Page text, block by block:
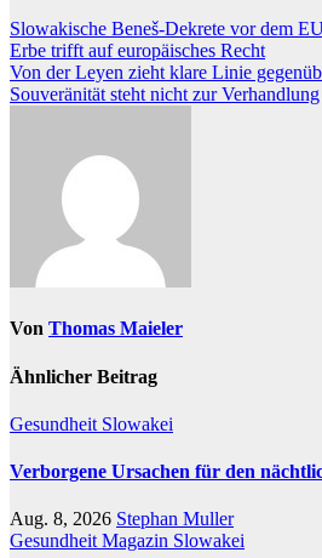
Beitragsnavigation
Slowakische Beneš-Dekrete vor dem
Erbe trifft auf europäisches Recht
Von der Leyen zieht klare Linie
Souveränität steht nicht zur Verhandlung
Von Thomas Maieler
Ähnlicher Beitrag
Gesundheit Slowakei
Verborgene Ursachen für den
Aug. 8, 2026 Stephan Muller
GesundheitMagazin Slowakei